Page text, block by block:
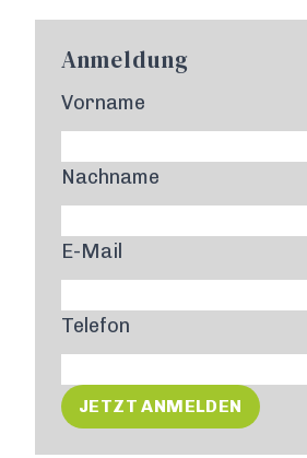
Anmeldung
Vorname
Nachname
E-Mail
Telefon
JETZT ANMELDEN